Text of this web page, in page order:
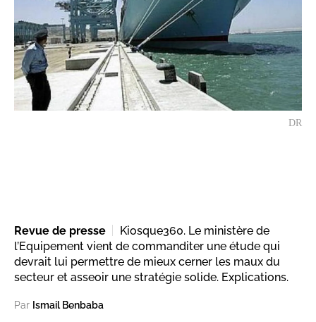
DR
Revue de presse
Kiosque360. Le ministère de
l’Equipement vient de commanditer une étude qui
devrait lui permettre de mieux cerner les maux du
secteur et asseoir une stratégie solide. Explications.
Par Ismail Benbaba